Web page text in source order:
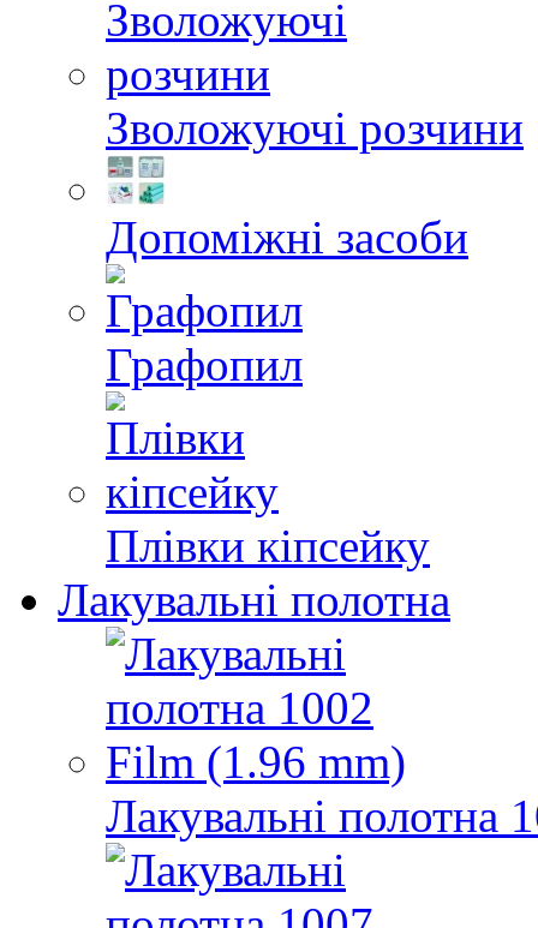
Зволожуючі розчини
Допоміжні засоби
Графопил
Плівки кіпсейку
Лакувальні полотна
Лакувальні полотна